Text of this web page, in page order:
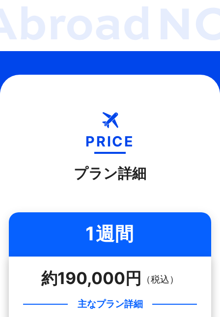
PRICE
プラン詳細
1週間
約190,000円 （税込）
主なプラン詳細